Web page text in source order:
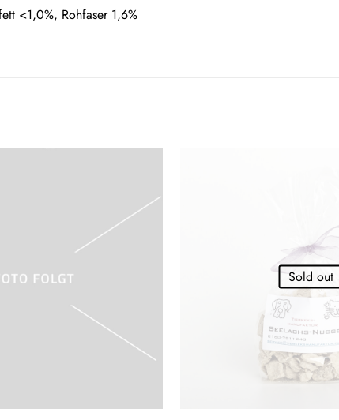
<1,0%, Rohfaser 1,6%
Sold out